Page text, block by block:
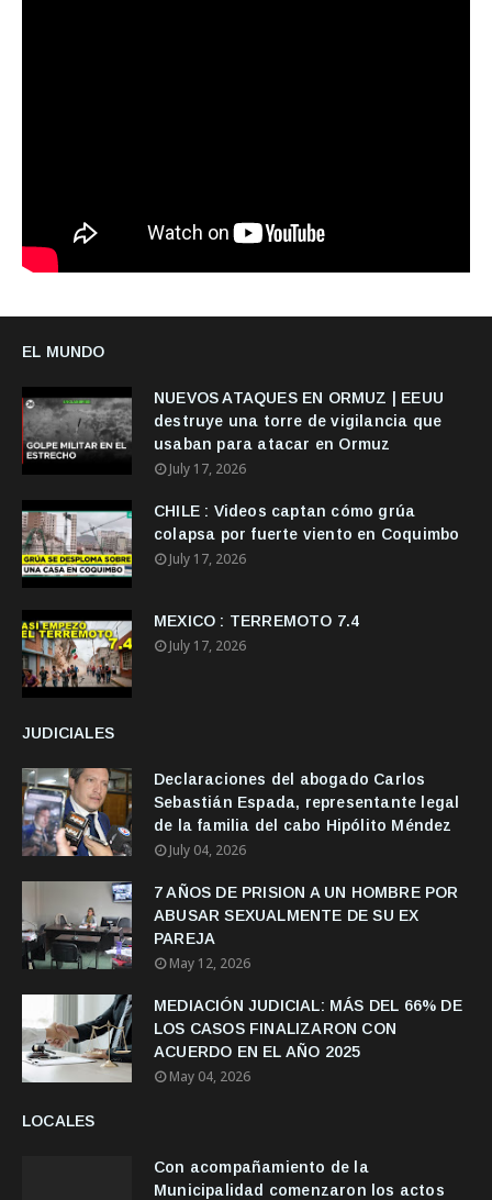
EL MUNDO
NUEVOS ATAQUES EN ORMUZ | EEUU
destruye una torre de vigilancia que
usaban para atacar en Ormuz
July 17, 2026
CHILE : Videos captan cómo grúa
colapsa por fuerte viento en Coquimbo
July 17, 2026
MEXICO : TERREMOTO 7.4
July 17, 2026
JUDICIALES
Declaraciones del abogado Carlos
Sebastián Espada, representante legal
de la familia del cabo Hipólito Méndez
July 04, 2026
7 AÑOS DE PRISION A UN HOMBRE POR
ABUSAR SEXUALMENTE DE SU EX
PAREJA
May 12, 2026
MEDIACIÓN JUDICIAL: MÁS DEL 66% DE
LOS CASOS FINALIZARON CON
ACUERDO EN EL AÑO 2025
May 04, 2026
LOCALES
Con acompañamiento de la
Municipalidad comenzaron los actos